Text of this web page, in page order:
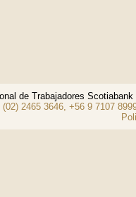
de Trabajadores
2465 3646, +56 9 7107